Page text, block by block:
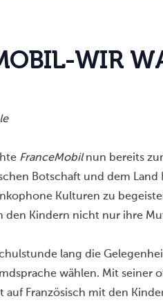
OBIL-WIR W
FranceMobil nun bereits
Botschaft und dem
Kulturen zu
Kindern nicht nur ihre
lang die
wählen. Mit
Französisch mit den